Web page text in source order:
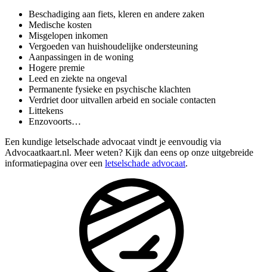
Beschadiging aan fiets, kleren en andere zaken
Medische kosten
Misgelopen inkomen
Vergoeden van huishoudelijke ondersteuning
Aanpassingen in de woning
Hogere premie
Leed en ziekte na ongeval
Permanente fysieke en psychische klachten
Verdriet door uitvallen arbeid en sociale contacten
Littekens
Enzovoorts…
Een kundige letselschade advocaat vindt je eenvoudig via
Advocaatkaart.nl. Meer weten? Kijk dan eens op onze uitgebreide
informatiepagina over een letselschade advocaat.